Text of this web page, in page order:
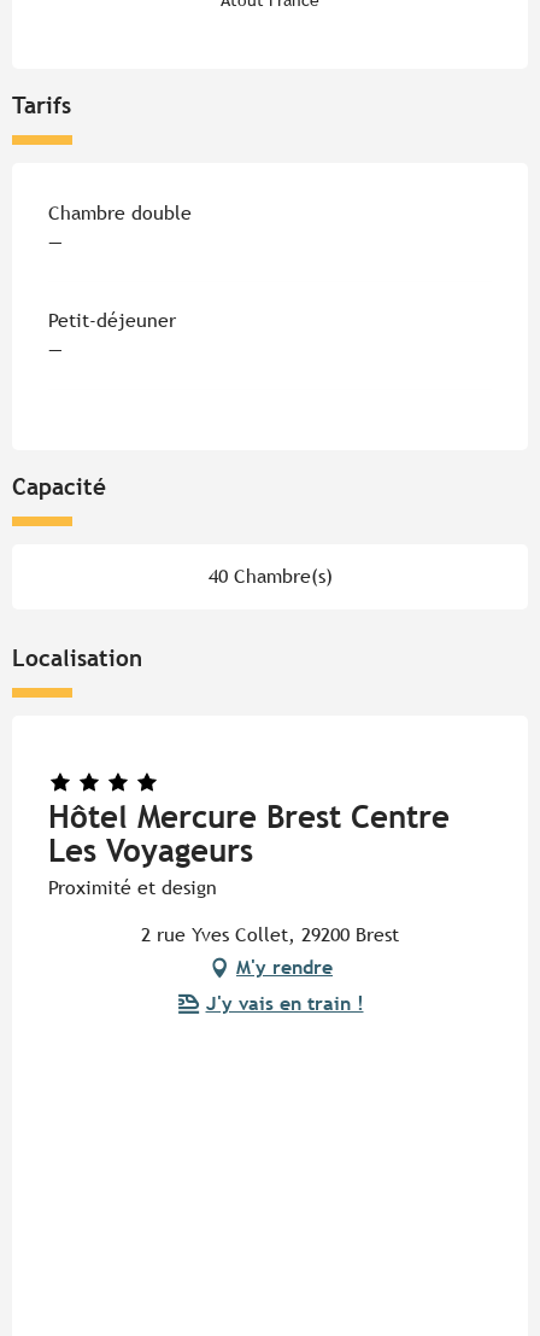
Tarifs
Tarifs 2026
Chambre double
—
Petit-déjeuner
—
Capacité
40 Chambre(s)
Localisation
Hôtel Mercure Brest Centre
Les Voyageurs
Proximité et design
2 rue Yves Collet, 29200 Brest
M'y rendre
J'y vais en train !